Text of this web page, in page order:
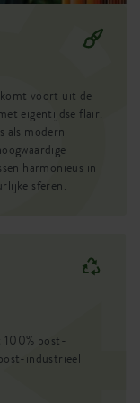
in combinatie
bloempot is
hoge kwaliteit
kleuren: de
je favoriete
voort uit de
eigentijdse flair.
als modern
harmonieus in
sferen.
post-
industrieel